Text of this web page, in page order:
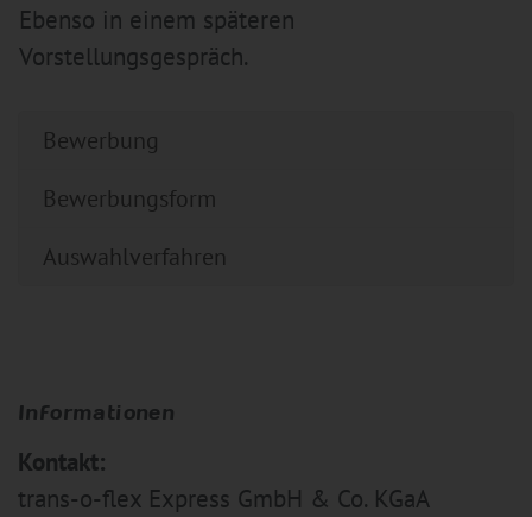
Ebenso in einem späteren
Vorstellungsgespräch.
Bewerbung
Bewerbungsform
Auswahlverfahren
Informationen
Kontakt:
trans-o-flex Express GmbH & Co. KGaA